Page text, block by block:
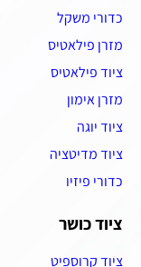
כדורי משקל
מזרן פילאטיס
ציוד פילאטיס
מזרן אימון
ציוד יוגה
ציוד מדיטציה
כדורי פיזיו
ציוד כושר
ציוד קרוספיט